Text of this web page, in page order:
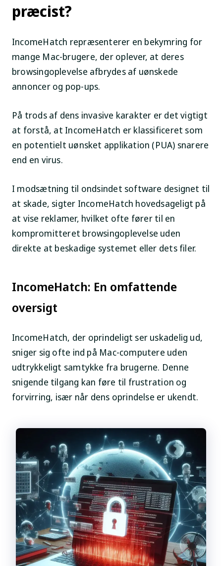
præcist?
IncomeHatch repræsenterer en bekymring for
mange Mac-brugere, der oplever, at deres
browsingoplevelse afbrydes af uønskede
annoncer og pop-ups.
På trods af dens invasive karakter er det vigtigt
at forstå, at IncomeHatch er klassificeret som
en potentielt uønsket applikation (PUA) snarere
end en virus.
I modsætning til ondsindet software designet til
at skade, sigter IncomeHatch hovedsageligt på
at vise reklamer, hvilket ofte fører til en
kompromitteret browsingoplevelse uden
direkte at beskadige systemet eller dets filer.
IncomeHatch: En omfattende
oversigt
IncomeHatch, der oprindeligt ser uskadelig ud,
sniger sig ofte ind på Mac-computere uden
udtrykkeligt samtykke fra brugerne. Denne
snigende tilgang kan føre til frustration og
forvirring, især når dens oprindelse er ukendt.